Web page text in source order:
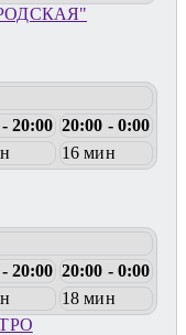
20:00 20:00 - 0:00
16 мин
20:00 20:00 - 0:00
18 мин